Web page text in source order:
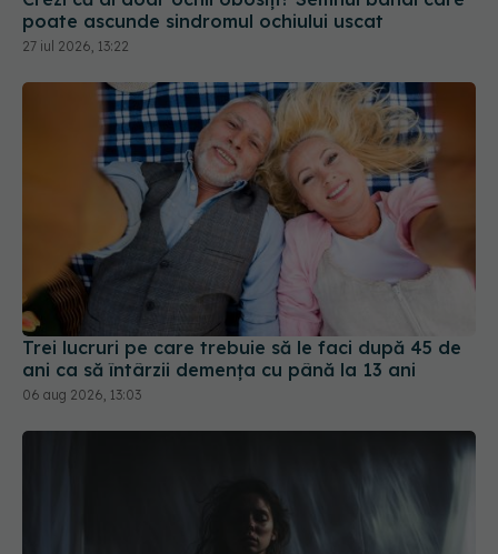
Trei lucruri pe care trebuie să le faci după 45 de
ani ca să întârzii demența cu până la 13 ani
06 aug 2026, 13:03